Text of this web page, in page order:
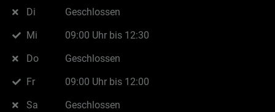
Di
Mi
Do
Fr
Sa
Geschlossen
09:00 Uhr bis 12:30
Geschlossen
09:00 Uhr bis 12:00
Geschlossen